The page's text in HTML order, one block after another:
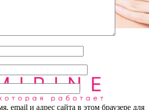
email и адрес сайта в этом браузере для